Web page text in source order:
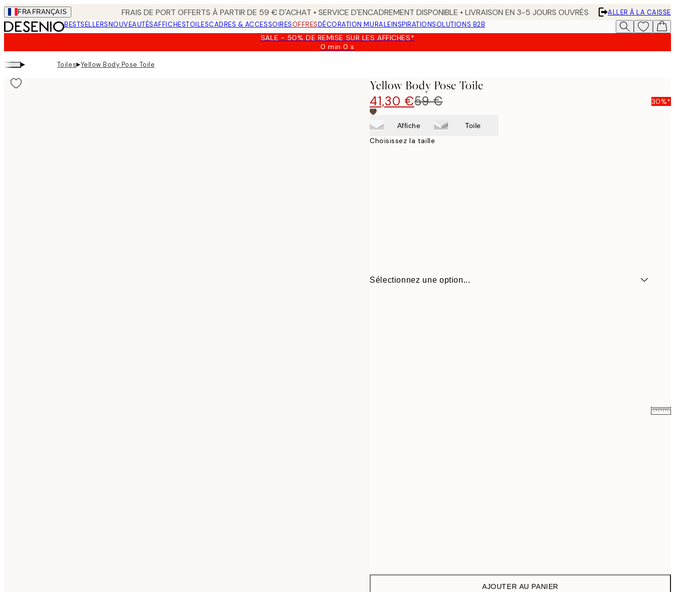
Skip
to
main
FRA FRANÇAIS FRAIS DE PORT OFFERTS À PARTIR DE 59 € D'ACHAT • SERVICE D'ENCADREMENT DISPONIBLE • LIVRAISON EN 3-5 JOURS OUVRÉS
ALLER À LA CAISSE
BESTSELLERSNOUVEAUTÉSAFFICHESTOILESCADRES & ACCESSOIRESOFFRESDÉCORATION MURALEINSPIRATIONSOLUTIONS B2B
SALE - 50% DE REMISE SUR LES AFFICHES*
0 min0 s
Valable
▸ Toiles▸Yellow Body Pose Toile
Yellow Body Pose Toile
41,30 €59 € 30%*
Affiche Toile
Choisissez la taille
Sélectionnez une option...
AJOUTER AU PANIER